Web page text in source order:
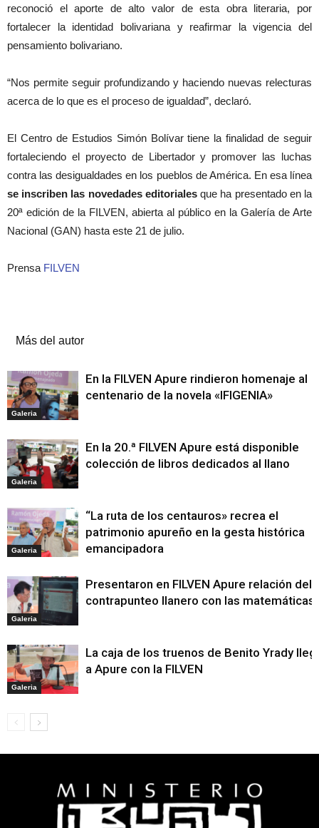
reconoció el aporte de alto valor de esta obra literaria, por
fortalecer la identidad bolivariana y reafirmar la vigencia del
pensamiento bolivariano.
“Nos permite seguir profundizando y haciendo nuevas relecturas
acerca de lo que es el proceso de igualdad”, declaró.
El Centro de Estudios Simón Bolívar tiene la finalidad de seguir
fortaleciendo el proyecto de Libertador y promover las luchas
contra las desigualdades en los pueblos de América. En esa línea
se inscriben las novedades editorialesque ha presentado en la
20ª edición de la FILVEN, abierta al público en la Galería de Arte
Nacional (GAN) hasta este 21 de julio.
Prensa FILVEN
Más del autor
Galeria
En la FILVEN Apure rindieron homenaje al
centenario de la novela «IFIGENIA»
Galeria
En la 20.ª FILVEN Apure está disponible
colección de libros dedicados al llano
Galeria
“La ruta de los centauros» recrea el
patrimonio apureño en la gesta histórica
emancipadora
Galeria
Presentaron en FILVEN Apure relación del
contrapunteo llanero con las matemáticas
Galeria
La caja de los truenos de Benito Yrady
a Apure con la FILVEN